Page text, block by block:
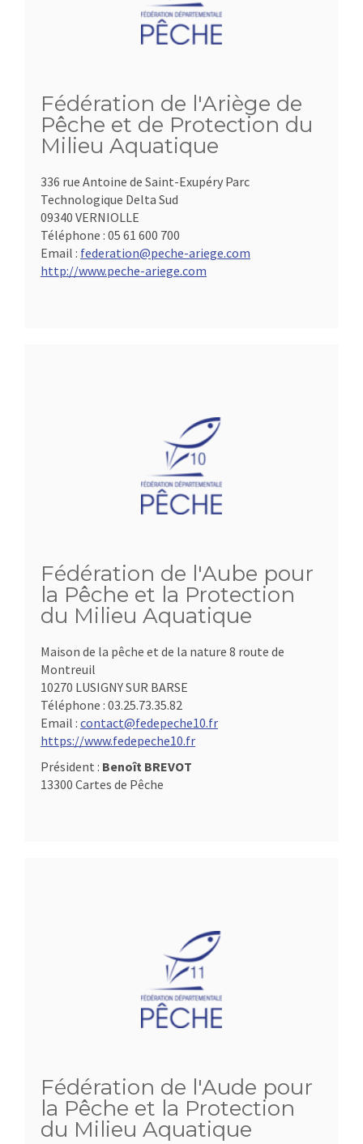
Fédération de l'Ariège de
Pêche et de Protection du
Milieu Aquatique
336 rue Antoine de Saint-Exupéry Parc
Technologique Delta Sud
09340 VERNIOLLE
Téléphone : 05 61 600 700
Email : federation@peche-ariege.com
http://www.peche-ariege.com
Fédération de l'Aube pour
la Pêche et la Protection
du Milieu Aquatique
Maison de la pêche et de la nature 8 route de
Montreuil
10270 LUSIGNY SUR BARSE
Téléphone : 03.25.73.35.82
Email : contact@fedepeche10.fr
https://www.fedepeche10.fr
Président : Benoît BREVOT
13300 Cartes de Pêche
Fédération de l'Aude pour
la Pêche et la Protection
du Milieu Aquatique